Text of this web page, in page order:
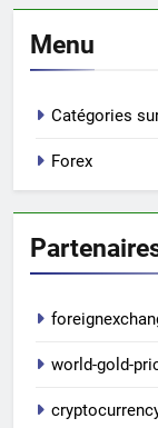
Menu
Catégories
Forex
world-gold-